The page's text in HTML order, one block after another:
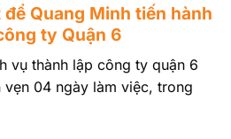
Quang Minh tiến hành
ty Quận 6
vụ thành lập công ty quận 6
vẹn 04 ngày làm việc, trong